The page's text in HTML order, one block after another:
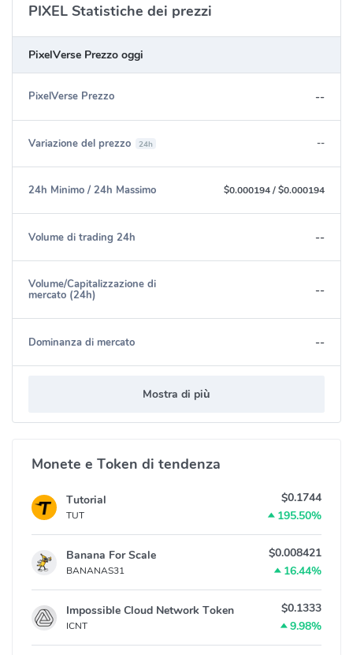
PIXEL Statistiche dei prezzi
PixelVerse Prezzo oggi
PixelVerse Prezzo --
Variazione del prezzo 24h --
24h Minimo / 24h Massimo $0.000194/$0.000194
Volume di trading 24h --
Volume/Capitalizzazione di
mercato (24h) --
Dominanza di mercato --
Mostra di più
Monete e Token di tendenza
Tutorial
TUT
$0.1744
195.50%
Banana For Scale
BANANAS31
$0.008421
16.44%
Impossible Cloud Network Token
ICNT
$0.1333
9.98%